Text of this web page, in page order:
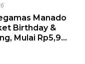
Manado
Birthday &
Mulai Rp5,9